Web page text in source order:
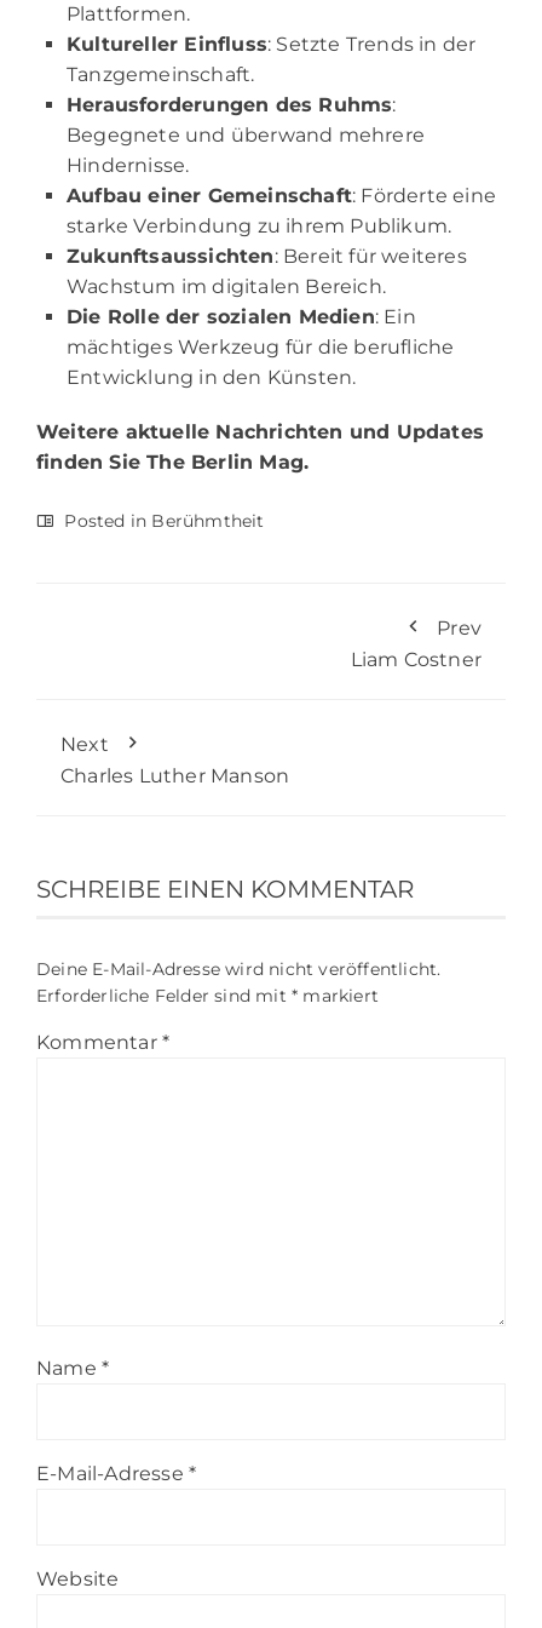
Plattformen.
Kultureller Einfluss: Setzte Trends in der
Tanzgemeinschaft.
Herausforderungen des Ruhms:
Begegnete und überwand mehrere
Hindernisse.
Aufbau einer Gemeinschaft: Förderte eine
starke Verbindung zu ihrem Publikum.
Zukunftsaussichten: Bereit für weiteres
Wachstum im digitalen Bereich.
Die Rolle der sozialen Medien: Ein
mächtiges Werkzeug für die berufliche
Entwicklung in den Künsten.
Weitere aktuelle Nachrichten und Updates
finden SieThe Berlin Mag.
Posted in Berühmtheit
Prev
Liam Costner
Next
Charles Luther Manson
SCHREIBE EINEN KOMMENTAR
Deine E-Mail-Adresse wird nicht veröffentlicht.
Erforderliche Felder sind mit * markiert
Kommentar *
Name *
E-Mail-Adresse *
Website